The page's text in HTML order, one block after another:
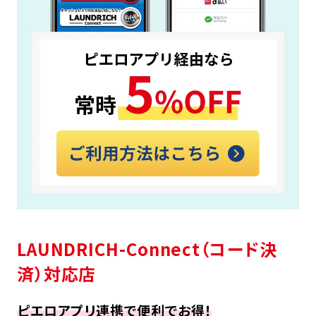
LAUNDRICH-Connect（コード決
済）対応店
ピエロアプリ連携で便利でお得！